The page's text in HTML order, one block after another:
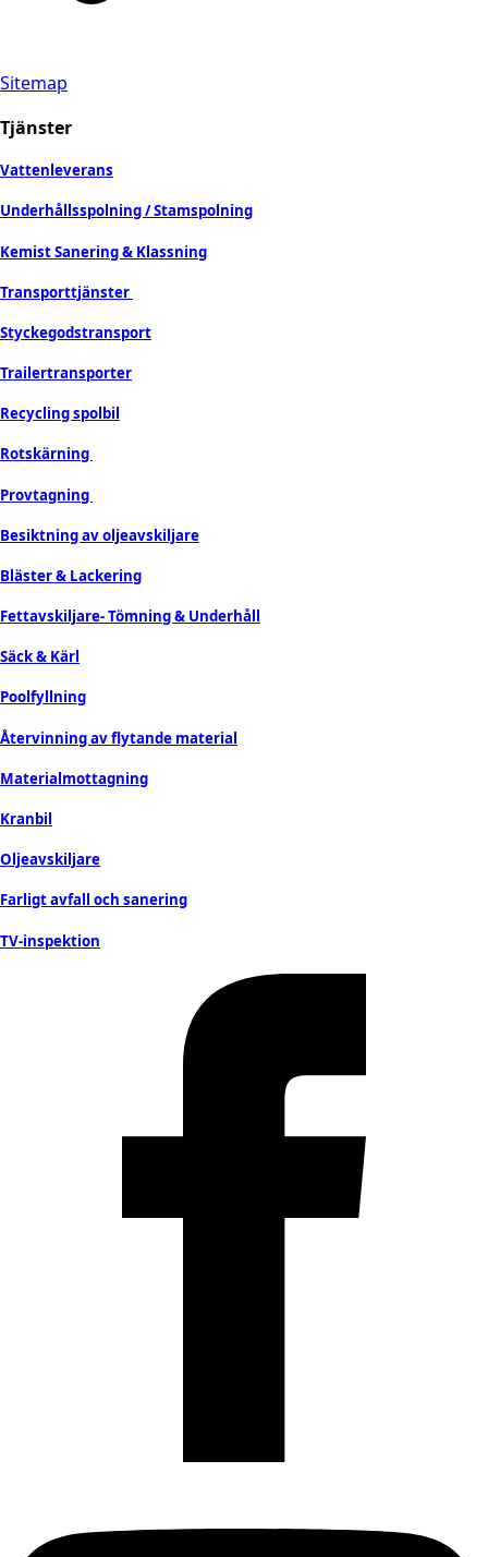
Sitemap
Tjänster
Vattenleverans
Underhållsspolning / Stamspolning
Kemist Sanering & Klassning
Transporttjänster
Styckegodstransport
Trailertransporter
Recycling spolbil
Rotskärning
Provtagning
Besiktning av oljeavskiljare
Bläster & Lackering
Fettavskiljare- Tömning & Underhåll
Säck & Kärl
Poolfyllning
Återvinning av flytande material
Materialmottagning
Kranbil
Oljeavskiljare
Farligt avfall och sanering
TV-inspektion